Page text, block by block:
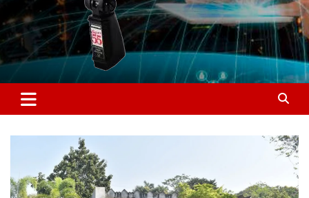
ncstv.info
Libertad informativa